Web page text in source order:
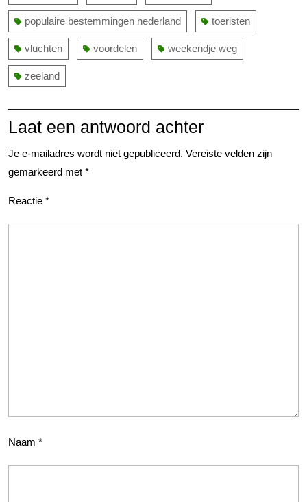
populaire bestemmingen nederland toeristen
vluchten voordelen weekendje weg
zeeland
Laat een antwoord achter
Je e-mailadres wordt niet gepubliceerd. Vereiste velden zijn
gemarkeerd met *
Reactie *
Naam *